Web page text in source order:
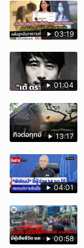
03:19
01:04
13:17
04:01
00:58